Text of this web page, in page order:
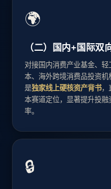
🌍
（二）国内+国际双
对接国内消费产业基金、
本、海外跨境消费品投资
是独家线上硬核资产背书，
本赛道定位，显著提升投
率。
🔒